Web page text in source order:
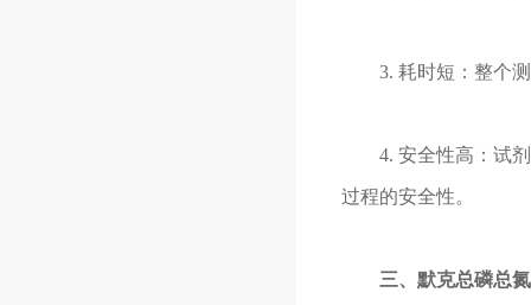
3. 耗时短：整个测
4. 安全性高：试剂
过程的安全性。
三、默克总磷总